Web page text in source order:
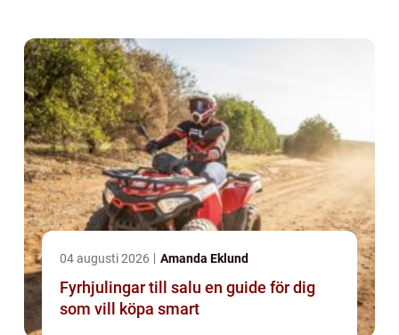
04 augusti 2026 Amanda Eklund
Fyrhjulingar till salu en guide för dig
som vill köpa smart